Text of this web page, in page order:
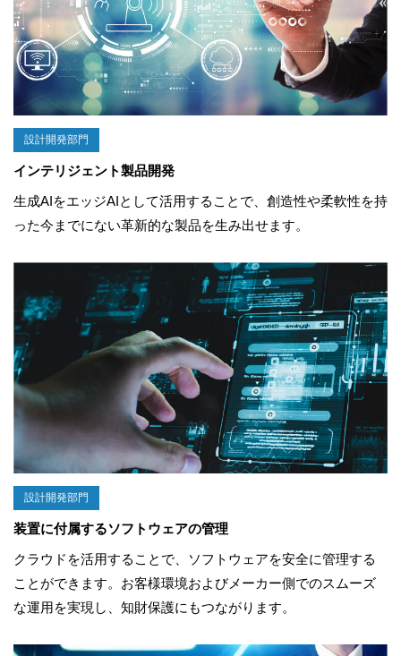
設計開発部門
インテリジェント製品開発
生成AIをエッジAIとして活用することで、創造性や柔軟性を持
った今までにない革新的な製品を生み出せます。
設計開発部門
装置に付属するソフトウェアの管理
クラウドを活用することで、ソフトウェアを安全に管理する
ことができます。お客様環境およびメーカー側でのスムーズ
な運用を実現し、知財保護にもつながります。